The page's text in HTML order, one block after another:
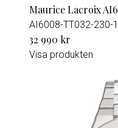
Maurice Lacroix
AI6008-TT032-230-1
32 990 kr
Visa produkten